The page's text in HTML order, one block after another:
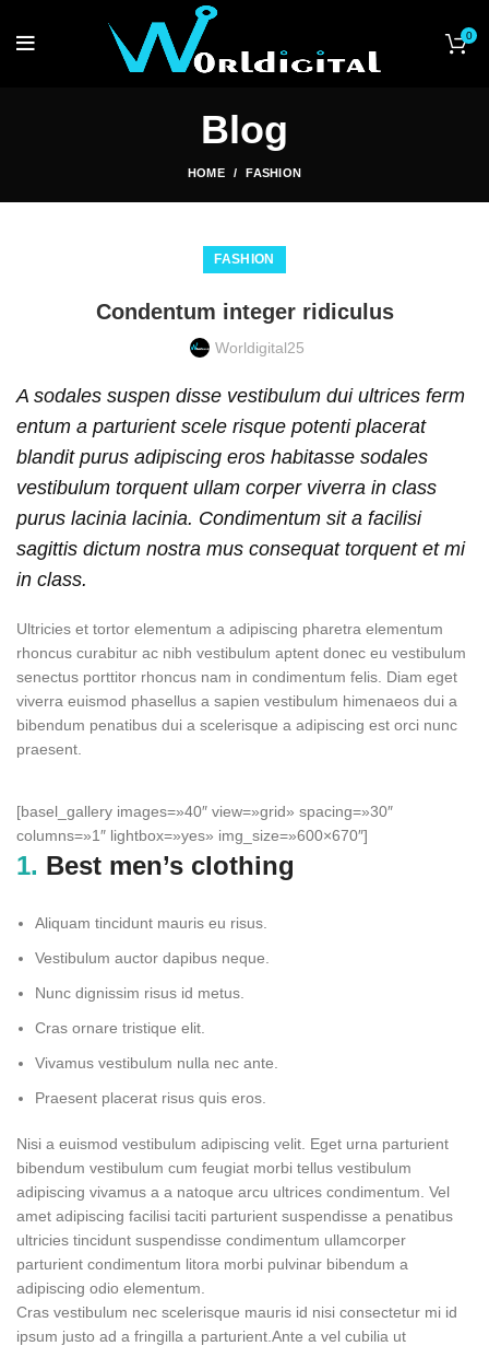
0
Blog
HOME FASHION
FASHION
Condentum integer ridiculus
Worldigital25
A sodales suspen disse vestibulum dui ultrices ferm
entum a parturient scele risque potenti placerat
blandit purus adipiscing eros habitasse sodales
vestibulum torquent ullam corper viverra in class
purus lacinia lacinia. Condimentum sit a facilisi
sagittis dictum nostra mus consequat torquent et mi
in class.
Ultricies et tortor elementum a adipiscing pharetra elementum
rhoncus curabitur ac nibh vestibulum aptent donec eu vestibulum
senectus porttitor rhoncus nam in condimentum felis. Diam eget
viverra euismod phasellus a sapien vestibulum himenaeos dui a
bibendum penatibus dui a scelerisque a adipiscing est orci nunc
praesent.
[basel_gallery images=»40″ view=»grid» spacing=»30″
columns=»1″ lightbox=»yes» img_size=»600×670″]
1. Best men’s clothing
Aliquam tincidunt mauris eu risus.
Vestibulum auctor dapibus neque.
Nunc dignissim risus id metus.
Cras ornare tristique elit.
Vivamus vestibulum nulla nec ante.
Praesent placerat risus quis eros.
Nisi a euismod vestibulum adipiscing velit. Eget urna parturient
bibendum vestibulum cum feugiat morbi tellus vestibulum
adipiscing vivamus a a natoque arcu ultrices condimentum. Vel
amet adipiscing facilisi taciti parturient suspendisse a penatibus
ultricies tincidunt suspendisse condimentum ullamcorper
parturient condimentum litora morbi pulvinar bibendum a
adipiscing odio elementum.
Cras vestibulum nec scelerisque mauris id nisi consectetur mi id
ipsum justo ad a fringilla a parturient.Ante a vel cubilia ut